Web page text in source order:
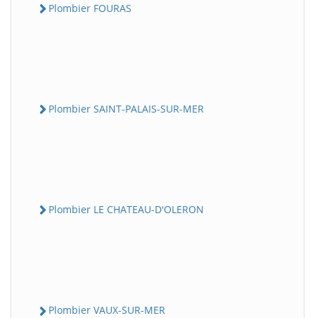
Plombier FOURAS
Plombier SAINT-PALAIS-SUR-MER
Plombier LE CHATEAU-D'OLERON
Plombier VAUX-SUR-MER